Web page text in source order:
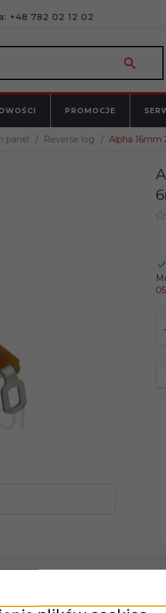
+48 782 02 12 02
PROMOCJE
panel Reverse log Alpha 16mm